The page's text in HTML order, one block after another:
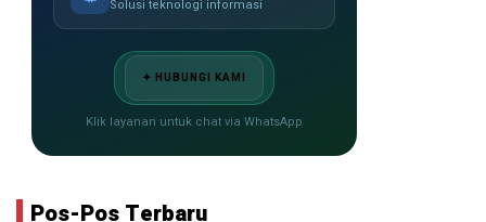
Solusi teknologi informasi
✦ HUBUNGI KAMI
Klik layanan untuk chat via WhatsApp
Pos-Pos Terbaru